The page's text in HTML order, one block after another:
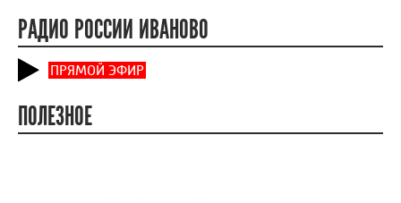
РАДИО РОССИИ ИВАНОВО
ПРЯМОЙ ЭФИР
ПОЛЕЗНОЕ